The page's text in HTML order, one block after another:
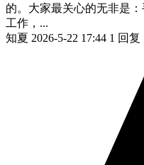
的。大家最关心的无非是
工作，...
知夏 2026-5-22 17:44 1 回复